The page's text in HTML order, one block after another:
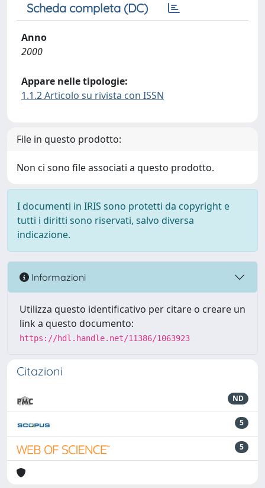
Scheda completa (DC)
Anno
2000
Appare nelle tipologie:
1.1.2 Articolo su rivista con ISSN
File in questo prodotto:
Non ci sono file associati a questo prodotto.
I documenti in IRIS sono protetti da copyright e
tutti i diritti sono riservati, salvo diversa
indicazione.
Informazioni
Utilizza questo identificativo per citare o creare un
link a questo documento:
https://hdl.handle.net/11386/1063923
Citazioni
ND
5
5